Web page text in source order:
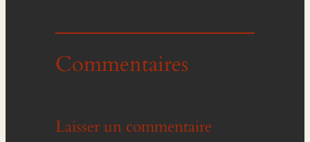
Commentaires
Laisser un commentaire